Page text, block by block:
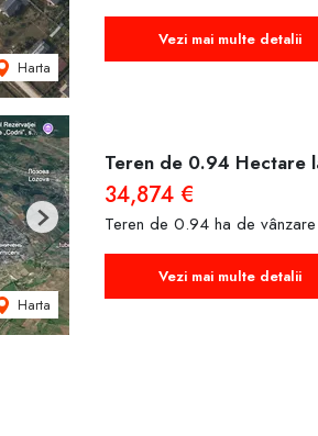
Harta
Vezi mai multe detalii
Harta
Next
Teren de 0.94 Hectare
34,874 €
Teren de 0.94 ha de vânzare
Vezi mai multe detalii